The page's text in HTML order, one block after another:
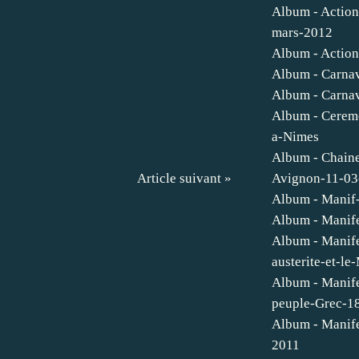
Article suivant »
Album -
mars-2012
Album -
Album -
Album -
Album -
a-Nimes
Album -
Avignon-11-
Album -
Album -
Album -
austerite-et-
Album -
peuple-Grec-
Album -
2011